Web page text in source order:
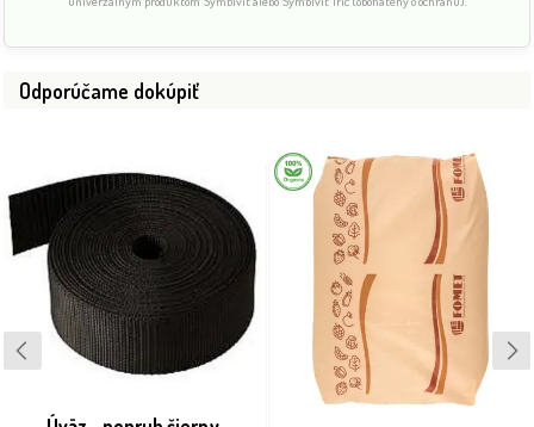
Odporúčame dokúpiť